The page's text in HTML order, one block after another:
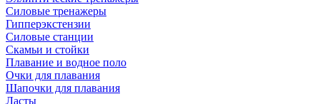
Силовые тренажеры
Гипперэкстензии
Силовые станции
Скамьи и стойки
Плавание и водное поло
Очки для плавания
Шапочки для плавания
Ласты